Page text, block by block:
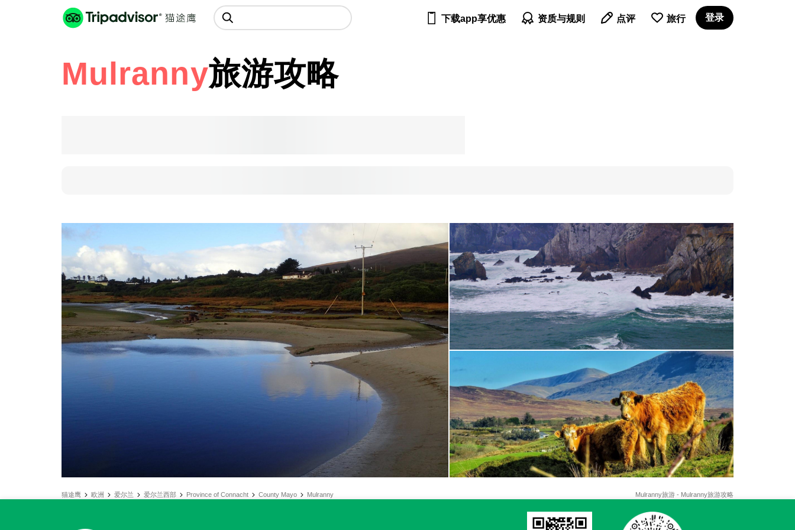
猫途鹰:景点、酒店、美食十亿条
点评
 下载app享优惠  资质与规则 点评 旅行 登录
Mulranny旅游攻略
Mulranny旅游 - Mulranny旅游攻略
猫途鹰 欧洲 爱尔兰 爱尔兰西部 Province of Connacht County Mayo Mulranny